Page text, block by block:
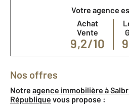
Votre agence
Achat
Vente
9,2/10
Nos offres
Notre agence immobilière à
République vous propose :